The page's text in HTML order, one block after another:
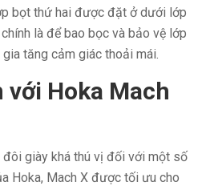
bọt thứ hai được đặt ở dưới lớp
là để bao bọc và bảo vệ lớp
tăng cảm giác thoải mái.
Hoka Mach
đôi giày khá thú vị đối với một số
Hoka, Mach X được tối ưu cho